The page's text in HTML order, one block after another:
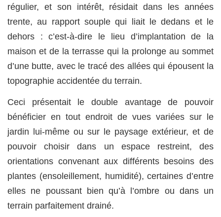
régulier, et son intérêt, résidait dans les années
trente, au rapport souple qui liait le dedans et le
dehors : c’est-à-dire le lieu d’implantation de la
maison et de la terrasse qui la prolonge au sommet
d’une butte, avec le tracé des allées qui épousent la
topographie accidentée du terrain.
Ceci présentait le double avantage de pouvoir
bénéficier en tout endroit de vues variées sur le
jardin lui-même ou sur le paysage extérieur, et de
pouvoir choisir dans un espace restreint, des
orientations convenant aux différents besoins des
plantes (ensoleillement, humidité), certaines d’entre
elles ne poussant bien qu’à l’ombre ou dans un
terrain parfaitement drainé.